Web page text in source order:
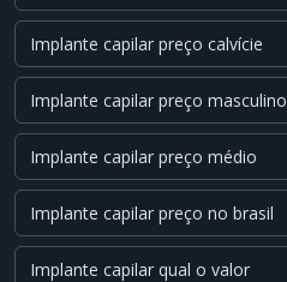
Implante capilar preço calvície
Implante capilar preço masculino
Implante capilar preço médio
Implante capilar preço no brasil
Implante capilar qual o valor